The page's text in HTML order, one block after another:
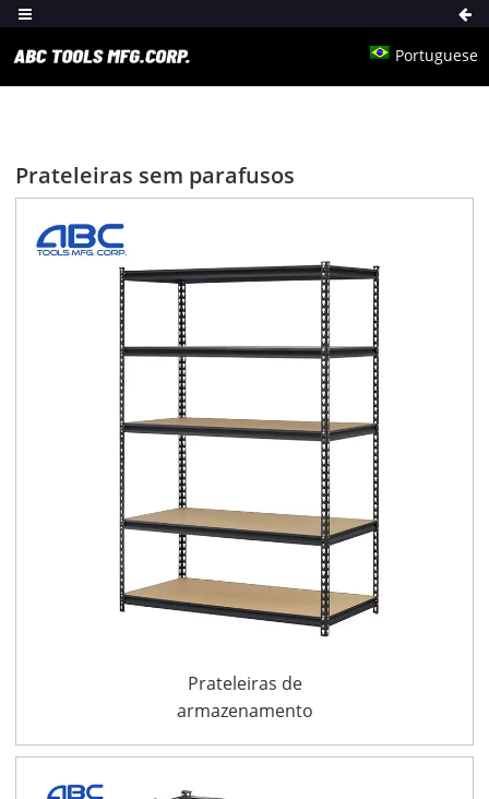
Portuguese
Prateleiras sem parafusos
Prateleiras de
armazenamento
ajustáveis de 5
prateleiras e 4.000
libras